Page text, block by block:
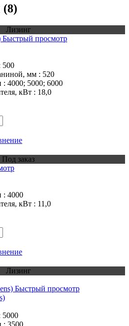
(8)
Лизинг
Быстрый просмотр
500
мм : 520
: 4000; 5000; 6000
кВт : 18,0
Под заказ
: 4000
кВт : 11,0
Лизинг
Быстрый просмотр
5000